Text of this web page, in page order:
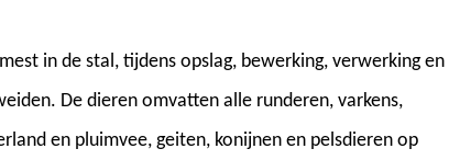
in de stal, tijdens opslag, bewerking, verwerking en
De dieren omvatten alle runderen, varkens,
en pluimvee, geiten, konijnen en pelsdieren op